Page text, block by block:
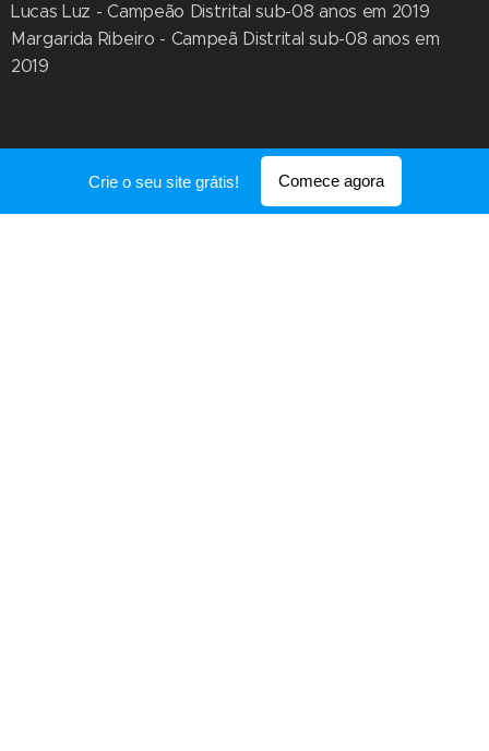
Lucas Luz - Campeão Distrital sub-08 anos em 2019
Margarida Ribeiro - Campeã Distrital sub-08 anos em
2019
Crie o seu site grátis! Comece agora